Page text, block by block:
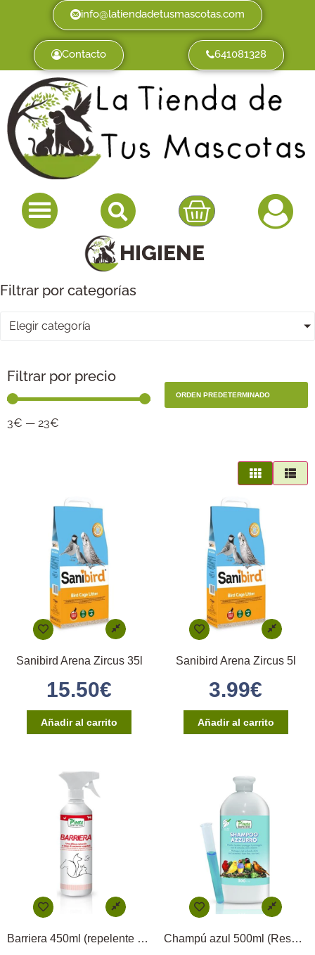
info@latiendadetusmascotas.com
Contacto 641081328
HIGIENE
Filtrar por categorías
Elegir categoría
Filtrar por precio
3€ — 23€
Sanibird Arena Zircus 35l
15.50€
Añadir al carrito
Sanibird Arena Zircus 5l
3.99€
Añadir al carrito
Barriera 450ml (repelente natural) Champú azul 500ml (Resalta e Intensifica Color)